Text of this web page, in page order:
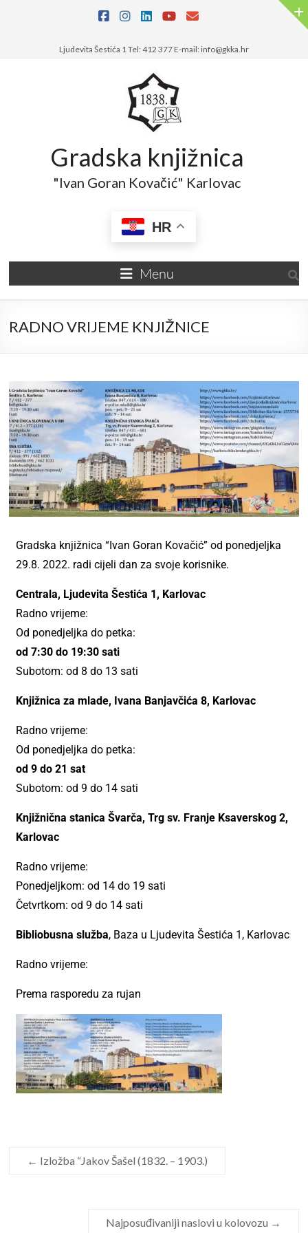
Ljudevita Šestića 1 Tel: 412 377 E-mail: info@gkka.hr
Gradska knjižnica
"Ivan Goran Kovačić" Karlovac
HR
Menu
RADNO VRIJEME KNJIŽNICE
Gradska knjižnica “Ivan Goran Kovačić” od ponedjeljka
29.8. 2022. radi cijeli dan za svoje korisnike.
Centrala, Ljudevita Šestića 1, Karlovac
Radno vrijeme:
Od ponedjeljka do petka:
od 7:30 do 19:30 sati
Subotom: od 8 do 13 sati
Knjižnica za mlade, Ivana Banjavčića 8, Karlovac
Radno vrijeme:
Od ponedjeljka do petka:
od 9 do 21 sat
Subotom: od 9 do 14 sati
Knjižnična stanica Švarča, Trg sv. Franje Ksaverskog 2,
Karlovac
Radno vrijeme:
Ponedjeljkom: od 14 do 19 sati
Četvrtkom: od 9 do 14 sati
Bibliobusna služba, Baza u Ljudevita Šestića 1, Karlovac
Radno vrijeme:
Prema rasporedu za rujan
← Izložba “Jakov Šašel (1832. – 1903.)
Najposuđivaniji naslovi u kolovozu →